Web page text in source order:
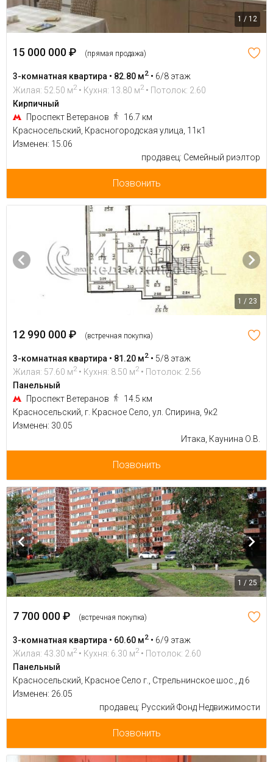
1 / 12
15 000 000 ₽ (прямая продажа)
3-комнатная квартира • 82.80 м2 • 6/8 этаж
Жилая: 52.50 м2 • Кухня: 13.80 м2 • Потолок: 2.60
Кирпичный
Проспект Ветеранов
16.7 км
Красносельский, Красногородская улица, 11к1
Изменен: 15.06
продавец: Семейный риэлтор
Позвонить
1 / 23
12 990 000 ₽ (встречная покупка)
3-комнатная квартира • 81.20 м2 • 5/8 этаж
Жилая: 57.60 м2 • Кухня: 8.50 м2 • Потолок: 2.56
Панельный
Проспект Ветеранов
14.5 км
Красносельский, г. Красное Село, ул. Спирина, 9к2
Изменен: 30.05
Итака, Каунина О.В.
Позвонить
1 / 25
7 700 000 ₽ (встречная покупка)
3-комнатная квартира • 60.60 м2 • 6/9 этаж
Жилая: 43.30 м2 • Кухня: 6.30 м2 • Потолок: 2.60
Панельный
Красносельский, Красное Село г., Стрельнинское шос., д 6
Изменен: 26.05
продавец: Русский Фонд Недвижимости
Позвонить